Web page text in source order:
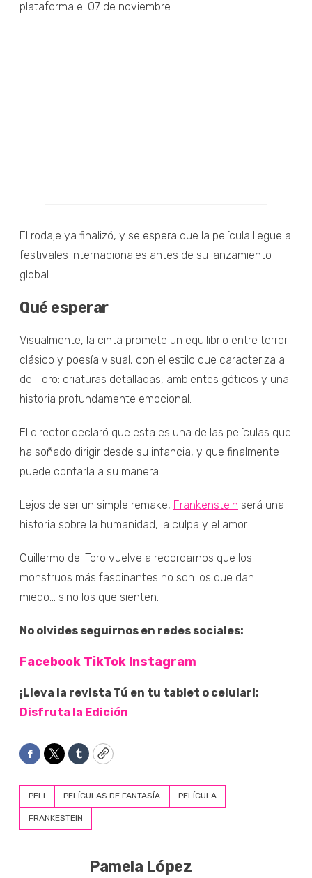
plataforma el 07 de noviembre.
El rodaje ya finalizó, y se espera que la película llegue a
festivales internacionales antes de su lanzamiento
global.
Qué esperar
Visualmente, la cinta promete un equilibrio entre terror
clásico y poesía visual, con el estilo que caracteriza a
del Toro: criaturas detalladas, ambientes góticos y una
historia profundamente emocional.
El director declaró que esta es una de las películas que
ha soñado dirigir desde su infancia, y que finalmente
puede contarla a su manera.
Lejos de ser un simple remake, Frankenstein será una
historia sobre la humanidad, la culpa y el amor.
Guillermo del Toro vuelve a recordarnos que los
monstruos más fascinantes no son los que dan
miedo… sino los que sienten.
No olvides seguirnos en redes sociales:
Facebook TikTok Instagram
¡Lleva la revista Tú en tu tablet o celular!:
Disfruta la Edición
Facebook
TwitterTumblrCopy
PELI PELÍCULAS DE FANTASÍA PELÍCULA
FRANKESTEIN
Pamela López